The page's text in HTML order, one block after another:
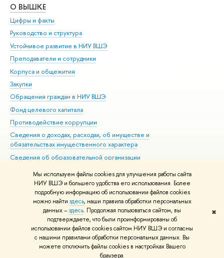
Мы используем файлы cookies для улучшения работы сайта
НИУ ВШЭ и большего удобства его использования. Более
подробную информацию об использовании файлов cookies
можно найти здесь, наши правила обработки персональных
данных –здесь. Продолжая пользоваться сайтом, вы
подтверждаете, что были проинформированы о
использовании файлов cookies сайтом НИУ ВШЭ и согласны
с нашими правилами обработки персональных данных. Вы
можете отключить файлы cookies в настройках Вашего
раузера.
✖
О ВЫШКЕ
Цифры и факты
Руководство и структура
Устойчивое развитие в НИУ ВШЭ
Преподаватели и сотрудники
Корпуса и общежития
Закупки
Обращения граждан в НИУ ВШЭ
Фонд целевого капитала
Противодействие коррупции
Сведения о доходах, расходах, об имуществе и
обязательствах имущественного характера
Сведения об образовательной организации
Людям с ограниченными возможностями здоровья
Единая платежная страница
Работа в Вышке
© НИУ ВШЭ 1993–2026 Адреса и контакты Условия использования
материало Политика конфиденциальности Карта сайта
Шрифты HSE Sans и HSE Slab разработаныШколе дизайна НИУ ВШЭ